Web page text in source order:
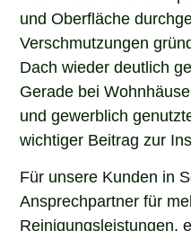
und Oberfläche
Verschmutzungen
Dach wieder deutlich
Gerade bei
und gewerblich
wichtiger Beitrag zur
Für unsere Kunden in
Ansprechpartner für
Reinigungsleistungen,